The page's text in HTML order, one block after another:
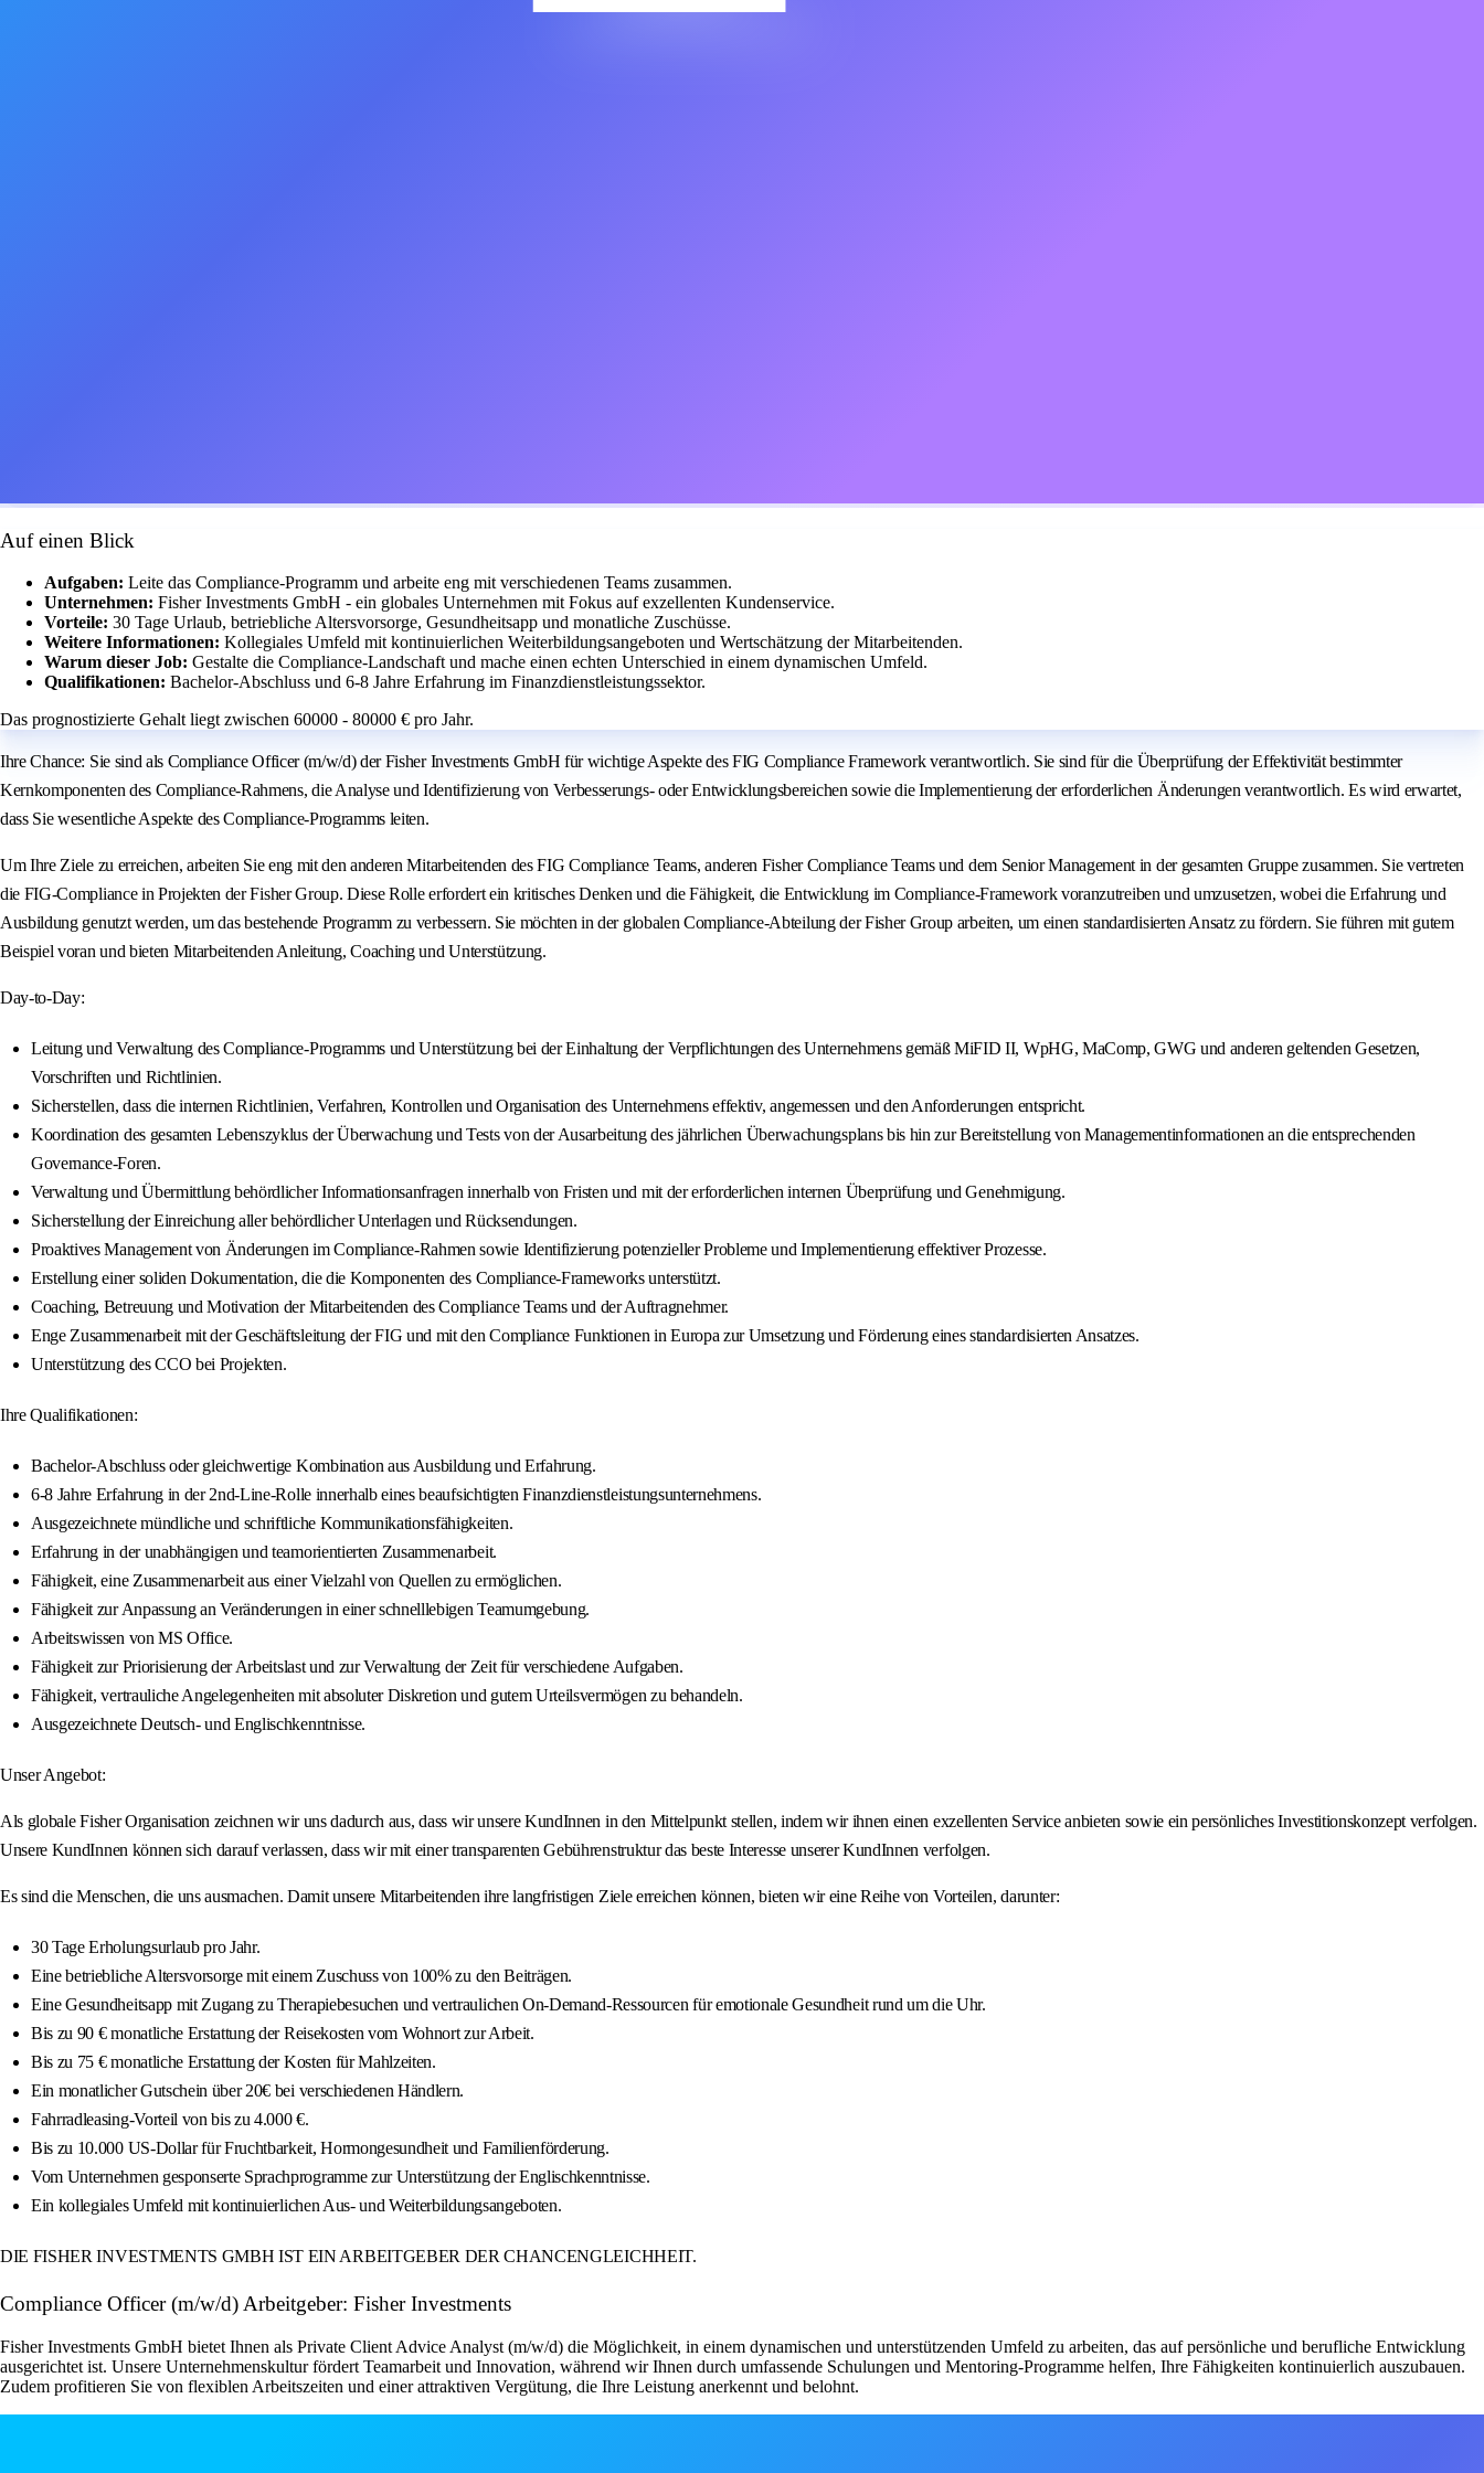
Auf einen Blick
Aufgaben: Leite das Compliance-Programm und arbeite eng mit verschiedenen Teams zusammen.
Unternehmen: Fisher Investments GmbH - ein globales Unternehmen mit Fokus auf exzellenten Kundenservice.
Vorteile: 30 Tage Urlaub, betriebliche Altersvorsorge, Gesundheitsapp und monatliche Zuschüsse.
Weitere Informationen: Kollegiales Umfeld mit kontinuierlichen Weiterbildungsangeboten und Wertschätzung der Mitarbeitenden.
Warum dieser Job: Gestalte die Compliance-Landschaft und mache einen echten Unterschied in einem dynamischen Umfeld.
Qualifikationen: Bachelor-Abschluss und 6-8 Jahre Erfahrung im Finanzdienstleistungssektor.
Das prognostizierte Gehalt liegt zwischen 60000 - 80000 € pro Jahr.
Ihre Chance: Sie sind als Compliance Officer (m/w/d) der Fisher Investments GmbH für wichtige Aspekte des FIG Compliance Framework verantwortlich. Sie sind für die Überprüfung der Effektivität bestimmter
Kernkomponenten des Compliance-Rahmens, die Analyse und Identifizierung von Verbesserungs- oder Entwicklungsbereichen sowie die Implementierung der erforderlichen Änderungen verantwortlich. Es wird erwartet,
dass Sie wesentliche Aspekte des Compliance-Programms leiten.
Um Ihre Ziele zu erreichen, arbeiten Sie eng mit den anderen Mitarbeitenden des FIG Compliance Teams, anderen Fisher Compliance Teams und dem Senior Management in der gesamten Gruppe zusammen. Sie vertreten
die FIG-Compliance in Projekten der Fisher Group. Diese Rolle erfordert ein kritisches Denken und die Fähigkeit, die Entwicklung im Compliance-Framework voranzutreiben und umzusetzen, wobei die Erfahrung und
Ausbildung genutzt werden, um das bestehende Programm zu verbessern. Sie möchten in der globalen Compliance-Abteilung der Fisher Group arbeiten, um einen standardisierten Ansatz zu fördern. Sie führen mit gutem
Beispiel voran und bieten Mitarbeitenden Anleitung, Coaching und Unterstützung.
Day-to-Day:
Leitung und Verwaltung des Compliance-Programms und Unterstützung bei der Einhaltung der Verpflichtungen des Unternehmens gemäß MiFID II, WpHG, MaComp, GWG und anderen geltenden Gesetzen,
Vorschriften und Richtlinien.
Sicherstellen, dass die internen Richtlinien, Verfahren, Kontrollen und Organisation des Unternehmens effektiv, angemessen und den Anforderungen entspricht.
Koordination des gesamten Lebenszyklus der Überwachung und Tests von der Ausarbeitung des jährlichen Überwachungsplans bis hin zur Bereitstellung von Managementinformationen an die entsprechenden
Governance-Foren.
Verwaltung und Übermittlung behördlicher Informationsanfragen innerhalb von Fristen und mit der erforderlichen internen Überprüfung und Genehmigung.
Sicherstellung der Einreichung aller behördlicher Unterlagen und Rücksendungen.
Proaktives Management von Änderungen im Compliance-Rahmen sowie Identifizierung potenzieller Probleme und Implementierung effektiver Prozesse.
Erstellung einer soliden Dokumentation, die die Komponenten des Compliance-Frameworks unterstützt.
Coaching, Betreuung und Motivation der Mitarbeitenden des Compliance Teams und der Auftragnehmer.
Enge Zusammenarbeit mit der Geschäftsleitung der FIG und mit den Compliance Funktionen in Europa zur Umsetzung und Förderung eines standardisierten Ansatzes.
Unterstützung des CCO bei Projekten.
Ihre Qualifikationen:
Bachelor-Abschluss oder gleichwertige Kombination aus Ausbildung und Erfahrung.
6-8 Jahre Erfahrung in der 2nd-Line-Rolle innerhalb eines beaufsichtigten Finanzdienstleistungsunternehmens.
Ausgezeichnete mündliche und schriftliche Kommunikationsfähigkeiten.
Erfahrung in der unabhängigen und teamorientierten Zusammenarbeit.
Fähigkeit, eine Zusammenarbeit aus einer Vielzahl von Quellen zu ermöglichen.
Fähigkeit zur Anpassung an Veränderungen in einer schnelllebigen Teamumgebung.
Arbeitswissen von MS Office.
Fähigkeit zur Priorisierung der Arbeitslast und zur Verwaltung der Zeit für verschiedene Aufgaben.
Fähigkeit, vertrauliche Angelegenheiten mit absoluter Diskretion und gutem Urteilsvermögen zu behandeln.
Ausgezeichnete Deutsch- und Englischkenntnisse.
Unser Angebot:
Als globale Fisher Organisation zeichnen wir uns dadurch aus, dass wir unsere KundInnen in den Mittelpunkt stellen, indem wir ihnen einen exzellenten Service anbieten sowie ein persönliches Investitionskonzept verfolgen.
Unsere KundInnen können sich darauf verlassen, dass wir mit einer transparenten Gebührenstruktur das beste Interesse unserer KundInnen verfolgen.
Es sind die Menschen, die uns ausmachen. Damit unsere Mitarbeitenden ihre langfristigen Ziele erreichen können, bieten wir eine Reihe von Vorteilen, darunter:
30 Tage Erholungsurlaub pro Jahr.
Eine betriebliche Altersvorsorge mit einem Zuschuss von 100% zu den Beiträgen.
Eine Gesundheitsapp mit Zugang zu Therapiebesuchen und vertraulichen On-Demand-Ressourcen für emotionale Gesundheit rund um die Uhr.
Bis zu 90 € monatliche Erstattung der Reisekosten vom Wohnort zur Arbeit.
Bis zu 75 € monatliche Erstattung der Kosten für Mahlzeiten.
Ein monatlicher Gutschein über 20€ bei verschiedenen Händlern.
Fahrradleasing-Vorteil von bis zu 4.000 €.
Bis zu 10.000 US-Dollar für Fruchtbarkeit, Hormongesundheit und Familienförderung.
Vom Unternehmen gesponserte Sprachprogramme zur Unterstützung der Englischkenntnisse.
Ein kollegiales Umfeld mit kontinuierlichen Aus- und Weiterbildungsangeboten.
DIE FISHER INVESTMENTS GMBH IST EIN ARBEITGEBER DER CHANCENGLEICHHEIT.
Compliance Officer (m/w/d) Arbeitgeber: Fisher Investments
Fisher Investments GmbH bietet Ihnen als Private Client Advice Analyst (m/w/d) die Möglichkeit, in einem dynamischen und unterstützenden Umfeld zu arbeiten, das auf persönliche und berufliche Entwicklung
ausgerichtet ist. Unsere Unternehmenskultur fördert Teamarbeit und Innovation, während wir Ihnen durch umfassende Schulungen und Mentoring-Programme helfen, Ihre Fähigkeiten kontinuierlich auszubauen.
Zudem profitieren Sie von flexiblen Arbeitszeiten und einer attraktiven Vergütung, die Ihre Leistung anerkennt und belohnt.